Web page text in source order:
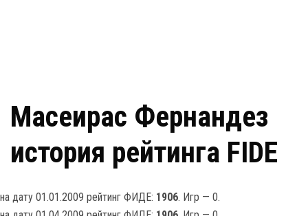
Маcеирас Фернандез
история рейтинга FIDE
на дату 01.01.2009 рейтинг ФИДЕ: 1906. Игр — 0.